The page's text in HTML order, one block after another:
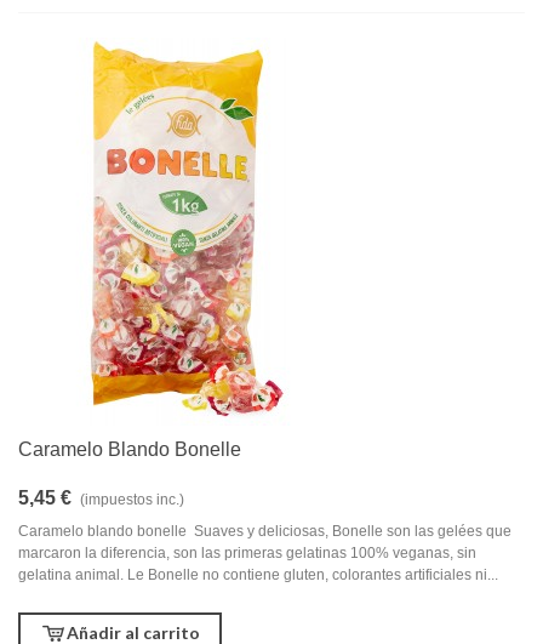
Caramelo Blando Bonelle
5,45 € (impuestos inc.)
Caramelo blando bonelle Suaves y deliciosas, Bonelle son las gelées que
marcaron la diferencia, son las primeras gelatinas 100% veganas, sin
gelatina animal. Le Bonelle no contiene gluten, colorantes artificiales ni...
Añadir al carrito